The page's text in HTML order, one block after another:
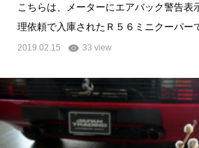
こちらは、メーターにエアバック警告表
理依頼で入庫されたＲ５６ミニクーパー
2019.02.15 33 view